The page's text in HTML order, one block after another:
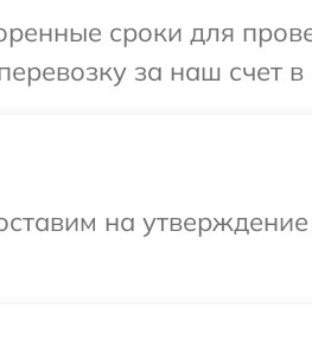
сроки для
за наш счет
на